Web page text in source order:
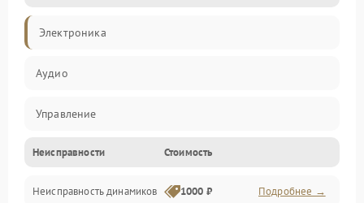
Электроника
Аудио
Управление
Электропитание
Связь
Неисправности Стоимость
Неисправность динамиков 1000 ₽ Подробнее →